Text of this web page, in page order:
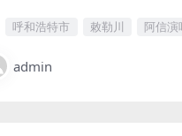
呼和浩特市 敕勒川 阿信演
admin